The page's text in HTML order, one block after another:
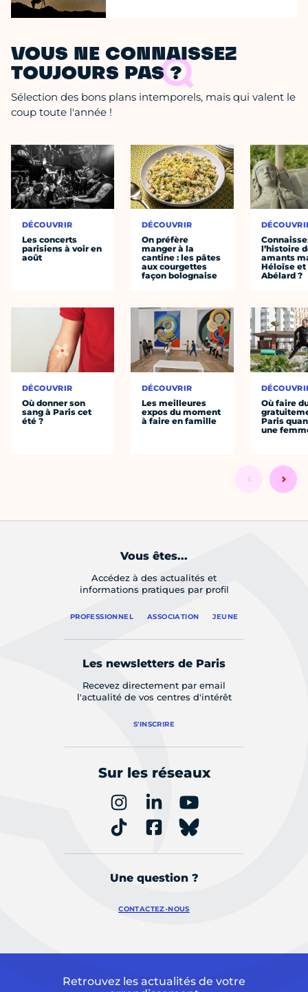
VOUS NE CONNAISSEZ
TOUJOURS PAS ?
Sélection des bons plans intemporels, mais qui valent le
coup toute l'année !
DÉCOUVRIR
Les concerts
parisiens à voir en
août
DÉCOUVRIR
Où donner son
sang à Paris cet
été ?
DÉCOUVRIR
On préfère
manger à la
cantine : les pâtes
aux courgettes
façon bolognaise
DÉCOUVRIR
Les meilleures
expos du moment
à faire en famille
l’histoire
amants
Héloïse et
Abélard ?
Où faire
Paris
une
Vous êtes...
Accédez à des actualités et
informations pratiques par profil
PROFESSIONNEL ASSOCIATION JEUNE
Les newsletters de Paris
Recevez directement par email
l'actualité de vos centres d'intérêt
S'INSCRIRE
Sur les réseaux
Une question ?
CONTACTEZ-NOUS
Retrouvez les actualités de votre